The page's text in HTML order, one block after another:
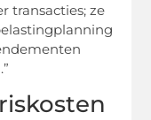
transacties; ze